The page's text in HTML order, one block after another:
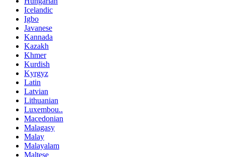
Icelandic
Igbo
Javanese
Kannada
Kazakh
Khmer
Kurdish
Kyrgyz
Latin
Latvian
Lithuanian
Luxembou..
Macedonian
Malagasy
Malay
Malayalam
Maltese